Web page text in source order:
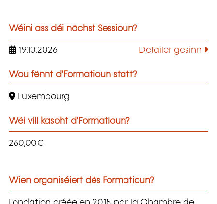
Wéini ass déi nächst Sessioun?
19.10.2026 Detailer gesinn
Wou fënnt d'Formatioun statt?
Luxembourg
Wéi vill kascht d'Formatioun?
260,00€
Wien organiséiert dës Formatioun?